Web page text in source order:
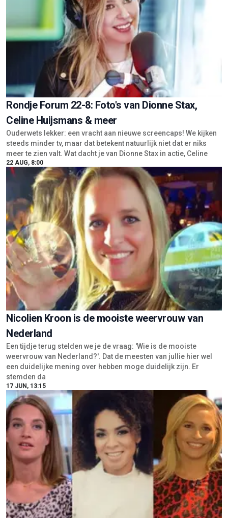
Rondje Forum 22-8: Foto's van Dionne Stax,
Celine Huijsmans & meer
Ouderwets lekker: een vracht aan nieuwe screencaps! We kijken
steeds minder tv, maar dat betekent natuurlijk niet dat er niks
meer te zien valt. Wat dacht je van Dionne Stax in actie, Celine
22 AUG, 8:00
Nicolien Kroon is de mooiste weervrouw van
Nederland
Een tijdje terug stelden we je de vraag: 'Wie is de mooiste
weervrouw van Nederland?'. Dat de meesten van jullie hier wel
een duidelijke mening over hebben moge duidelijk zijn. Er
stemden da
17 JUN, 13:15